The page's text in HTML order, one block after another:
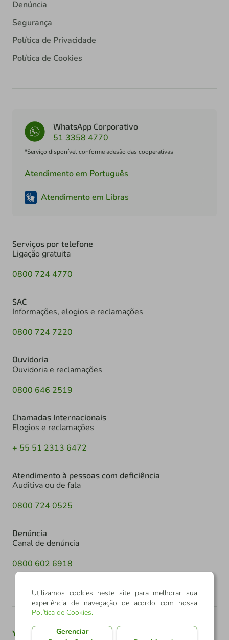
Denúncia
Segurança
Política de Privacidade
Política de Cookies
WhatsApp Corporativo
51 3358 4770
*Serviço disponível conforme adesão das cooperativas
Atendimento em Português
Atendimento em Libras
Serviços por telefone
Ligação gratuita
0800 724 4770
SAC
Informações, elogios e reclamações
0800 724 7220
Ouvidoria
Ouvidoria e reclamações
0800 646 2519
Chamadas Internacionais
Elogios e reclamações
+ 55 51 2313 6472
Atendimento à pessoas com deficiência
Auditiva ou de fala
0800 724 0525
Denúncia
Canal de denúncia
0800 602 6918
Youtube Twitter
Utilizamos cookies neste site para melhorar sua
experiência de navegação de acordo com nossa
Política de Cookies.
Gerenciar